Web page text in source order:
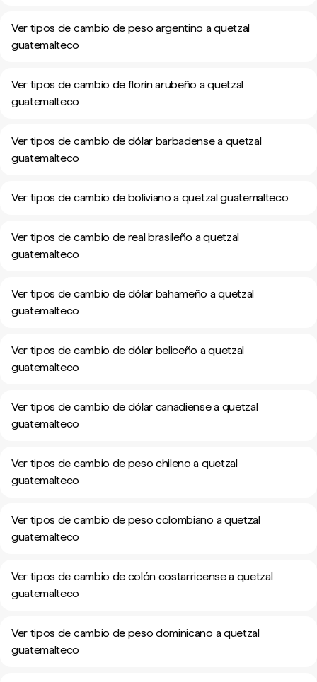
Ver tipos de cambio de peso argentino a quetzal
guatemalteco
Ver tipos de cambio de florín arubeño a quetzal
guatemalteco
Ver tipos de cambio de dólar barbadense a quetzal
guatemalteco
Ver tipos de cambio de boliviano a quetzal guatemalteco
Ver tipos de cambio de real brasileño a quetzal
guatemalteco
Ver tipos de cambio de dólar bahameño a quetzal
guatemalteco
Ver tipos de cambio de dólar beliceño a quetzal
guatemalteco
Ver tipos de cambio de dólar canadiense a quetzal
guatemalteco
Ver tipos de cambio de peso chileno a quetzal
guatemalteco
Ver tipos de cambio de peso colombiano a quetzal
guatemalteco
Ver tipos de cambio de colón costarricense a quetzal
guatemalteco
Ver tipos de cambio de peso dominicano a quetzal
guatemalteco